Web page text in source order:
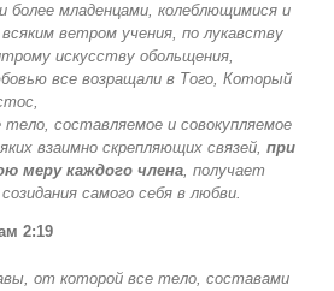
более младенцами, колеблющимися и
ветром учения, по лукавству
искусству обольщения,
все возращали в Того, Который
тело, составляемое и совокупляемое
взаимно скрепляющих связей, при
меру каждого члена, получает
самого себя в любви.
2:19
от которой все тело, составами